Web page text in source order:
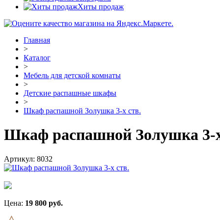
Хиты продаж
Главная
>
Каталог
>
Мебель для детской комнаты
>
Детские распашные шкафы
>
Шкаф распашной Золушка 3-х ств.
Шкаф распашной Золушка 3-
Артикул: 8032
Цена: 19 800 руб.